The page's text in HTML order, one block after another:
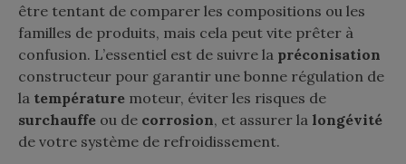
être tentant de comparer les compositions ou les
familles de produits, mais cela peut vite prêter à
confusion. L’essentiel est de suivre la préconisation
constructeur pour garantir une bonne régulation de
la température moteur, éviter les risques de
surchauffe ou de corrosion, et assurer la longévité
de votre système de refroidissement.